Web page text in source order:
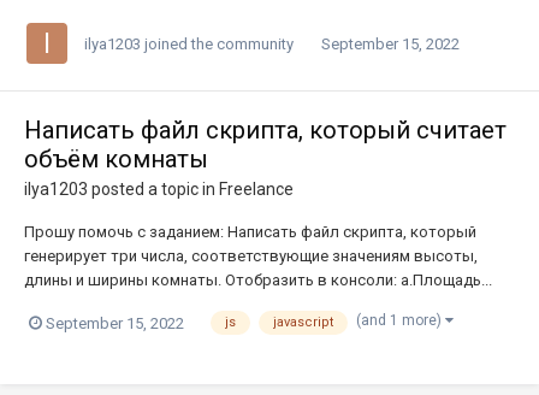
ilya1203 joined the community September 15, 2022
Написать файл скрипта, который считает
объём комнаты
ilya1203 posted a topic in Freelance
Прошу помочь с заданием: Написать файл скрипта, который
генерирует три числа, соответствующие значениям высоты,
длины и ширины комнаты. Отобразить в консоли: a.Площадь...
September 15, 2022 js javascript (and 1 more)